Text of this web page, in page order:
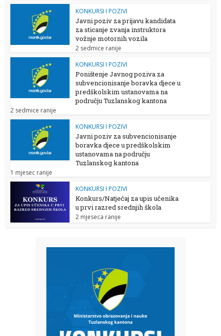
KONKURSI I POZIVI
Javni poziv za prijavu kandidata
za sticanje zvanja instruktora
vožnje motornih vozila
2 sedmice ranije
KONKURSI I POZIVI
Poništenje Javnog poziva za
subvencionisanje boravka djece u
predškolskim ustanovama na
području Tuzlanskog kantona
2 sedmice ranije
KONKURSI I POZIVI
Javni poziv za subvencionisanje
boravka djece u predškolskim
ustanovama na području
Tuzlanskog kantona
1 mjesec ranije
KONKURSI I POZIVI
Konkurs/Natječaj za upis učenika
u prvi razred srednjih škola
2 mjeseca ranije